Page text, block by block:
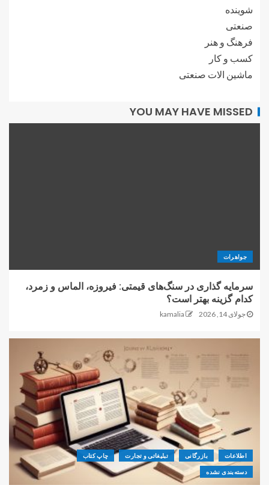
شوینده
صنعتی
فرهنگ و هنر
کسب و کار
ماشین الات صنعتی
YOU MAY HAVE MISSED
جواهرات
سرمایه گذاری در سنگ‌های قیمتی: فیروزه، الماس و زمرد،
کدام گزینه بهتر است؟
جولای 14, 2026 kamalia
اطلاعات بازرگانی تبلیغاتی و تجارت چاپ کتاب
دسته‌بندی نشده